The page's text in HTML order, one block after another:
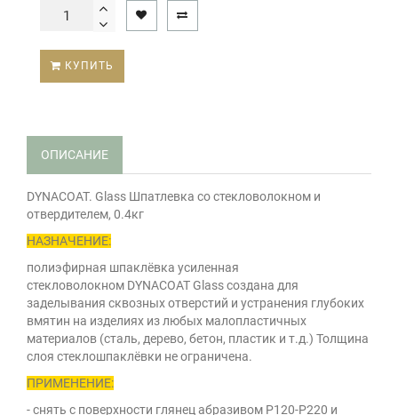
КУПИТЬ
ОПИСАНИЕ
DYNACOAT. Glass Шпатлевка со стекловолокном и
отвердителем, 0.4кг
НАЗНАЧЕНИЕ:
полиэфирная шпаклёвка усиленная
стекловолокном DYNACOAT Glass создана для
заделывания сквозных отверстий и устранения глубоких
вмятин на изделиях из любых малопластичных
материалов (сталь, дерево, бетон, пластик и т.д.) Толщина
слоя стеклошпаклёвки не ограничена.
ПРИМЕНЕНИЕ:
- снять с поверхности глянец абразивом Р120-Р220 и